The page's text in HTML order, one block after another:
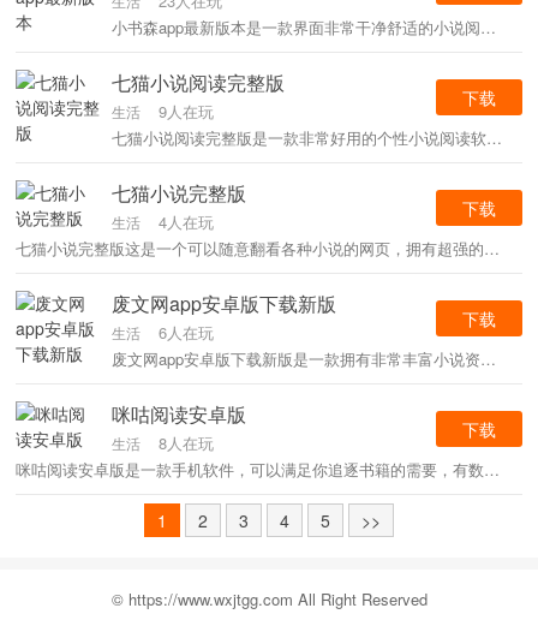
小书森app最新版本是一款界面非常干净舒适的小说阅读软件，这里有超多类型的小说可以免费的进行阅读，我们能够在这里随时看到更新好的小说，不需要等待就能看。
七猫小说阅读完整版
生活
9人在玩
七猫小说阅读完整版是一款非常好用的个性小说阅读软件，这款软件中收录了非常丰富的小说资源，用户可以根据需求自由选择进行阅读，更多不同的书籍榜单供用户自由选择。
下载
七猫小说完整版
生活
4人在玩
七猫小说完整版这是一个可以随意翻看各种小说的网页，拥有超强的阅读量，任何的广告都会被屏蔽，同时还会进行最新的章节推送，以及各种不同种类的小说。
下载
废文网app安卓版下载新版
生活
6人在玩
废文网app安卓版下载新版是一款拥有非常丰富小说资源的阅读软件，软件收录了全网优秀的书籍资源，多种分类非常详细，更新速度非常快，带给用户更加沉浸舒适的阅读乐趣。
下载
咪咕阅读安卓版
生活
8人在玩
咪咕阅读安卓版是一款手机软件，可以满足你追逐书籍的需要，有数以百万计的图书馆资源、互动社区，在那里你可以随时找到同一口味的好书，还有许多超高的属性，你可以自由地享受许多阅读过程。
下载
1 2 3 4 5 >>
© https://www.wxjtgg.com All Right Reserved